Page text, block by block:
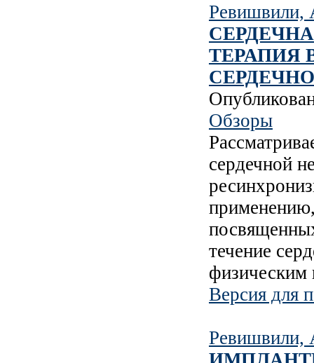
ТЕРАПИЯ
Обзоры
сердечной
течение
физическим
Версия для